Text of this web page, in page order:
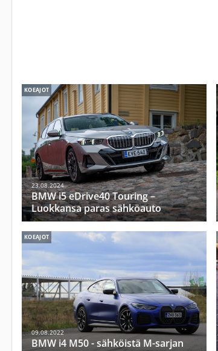
KOEAJOT
23.08.2024
BMW i5 eDrive40 Touring –
Luokkansa paras sähköauto
KOEAJOT
09.08.2022
BMW i4 M50 - sähköistä M-sarjan